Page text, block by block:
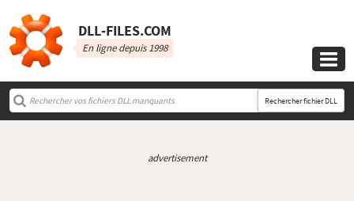
DLL‑FILES.COM
En ligne depuis 1998

Rechercher fichier DLL
advertisement